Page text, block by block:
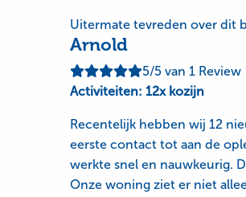
een
beoordeling
van5
sterren
Uitermate tevreden over dit
Arnold
Deze
review
een
beoordeling
van5
sterren
Bekijk
meer
5/5 van 1 Review
Activiteiten: 12x kozijn
Recentelijk hebben wij 12
eerste contact tot aan de
werkte snel en nauwkeurig.
Onze woning ziet er niet